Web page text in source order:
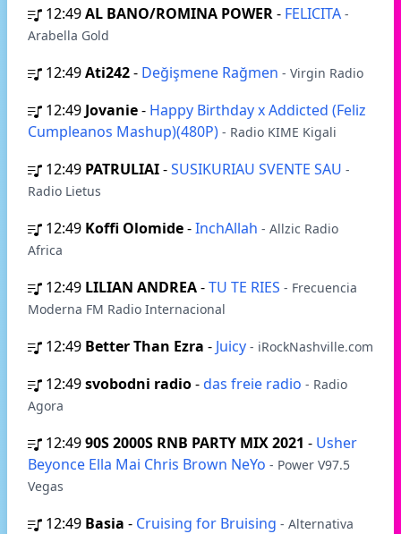
12:49AL BANO/ROMINA POWER- FELICITA -
Arabella Gold
12:49Ati242- Değişmene Rağmen - Virgin Radio
12:49 Jovanie- Happy Birthday x Addicted (Feliz
Cumpleanos Mashup)(480P) - Radio KIME Kigali
12:49 PATRULIAI-SUSIKURIAU SVENTE SAU -
Radio Lietus
12:49 Koffi Olomide-InchAllah - Allzic Radio
Africa
12:49 LILIAN ANDREA-TU TE RIES - Frecuencia
Moderna FM Radio Internacional
12:49 Better Than Ezra - Juicy - iRockNashville.com
12:49svobodni radio-das freie radio - Radio
Agora
12:4990S 2000S RNB PARTY MIX 2021 - Usher
Beyonce Ella Mai Chris Brown NeYo - Power V97.5
Vegas
12:49 Basia - Cruising for Bruising - Alternativa